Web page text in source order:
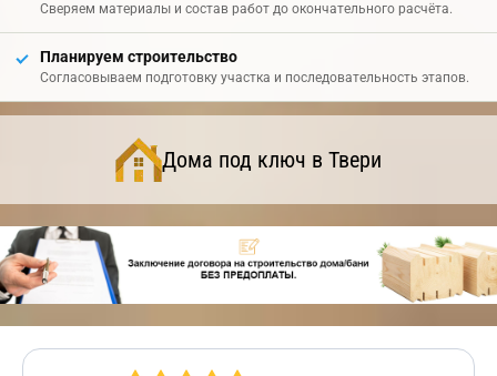
Сверяем материалы и состав работ до окончательного расчёта.
Планируем строительство
Согласовываем подготовку участка и последовательность этапов.
Дома под ключ в Твери